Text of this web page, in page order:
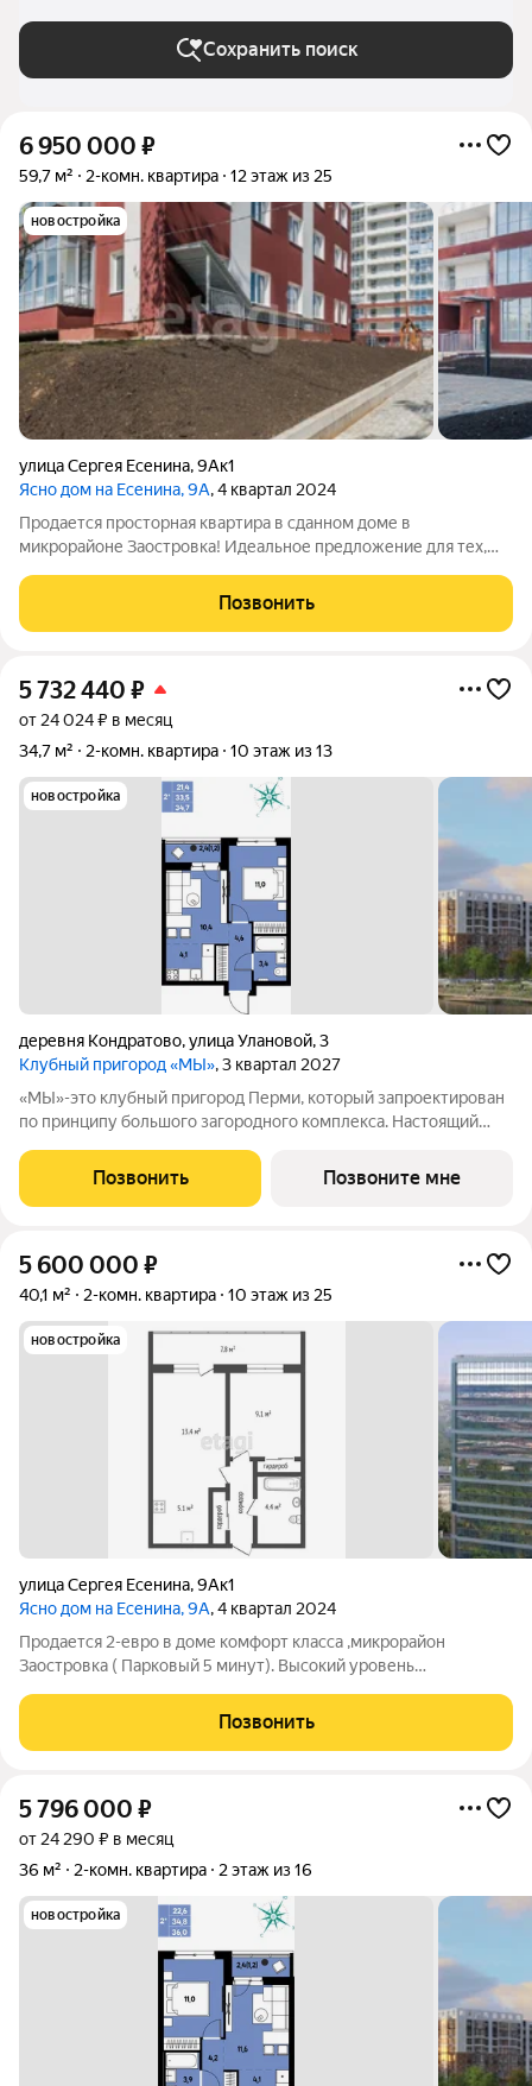
Сохранить поиск
6 950 000 ₽
59,7 м² 2-комн. квартира 12 этаж из 25
новостройка
улица Сергея Есенина,9Ак1
Ясно дом на Есенина, 9А, 4 квартал 2024
Продается просторная квартира в сданном доме в
микрорайоне Заостровка! Идеальное предложение для тех,
инфраструктуре: просторная кухня-гостиная, где так здорово
собираться всем вместе, и две уютные
Позвонить
5 732 440 ₽
от 24 024 ₽ в месяц
34,7 м²
2-комн. квартира 10 этаж из 13
новостройка
деревня Кондратово,улица Улановой,3
Клубный пригород «МЫ», 3 квартал 2027
«МЫ»-это клубный пригород Перми, который запроектирован
по принципу большого загородного комплекса. Настоящий
у озера. На территории помимо парков и велодорожек будут
объекты социальной
Позвонить Позвоните мне
5 600 000 ₽
40,1 м² 2-комн. квартира 10 этаж из 25
новостройка
улица Сергея Есенина,9Ак1
Ясно дом на Есенина, 9А, 4 квартал 2024
Продается 2-евро в доме комфорт класса ,микрорайон
Заостровка ( Парковый 5 минут). Высокий уровень
дома зеленый двор с местами для отдыха, детскими
площадками и зоной workout на приватной
Позвонить
5 796 000 ₽
от 24 290 ₽ в месяц
36 м²
2-комн. квартира 2 этаж из 16
новостройка